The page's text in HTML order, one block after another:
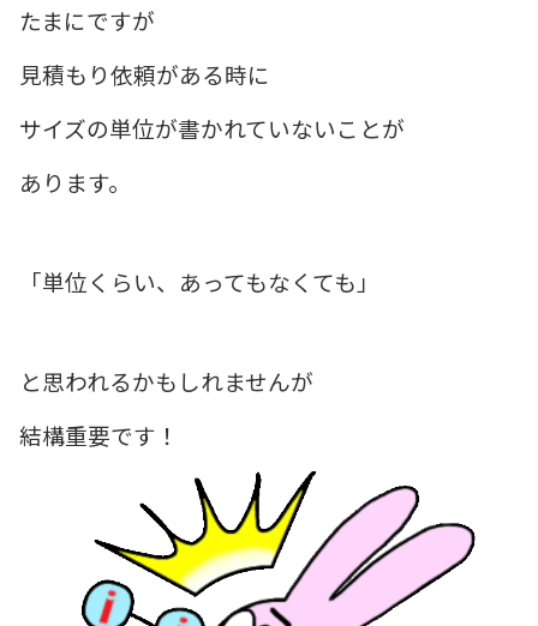
たまにですが
見積もり依頼がある時に
サイズの単位が書かれていないことが
あります。
「単位くらい、あってもなくても」
と思われるかもしれませんが
結構重要です！